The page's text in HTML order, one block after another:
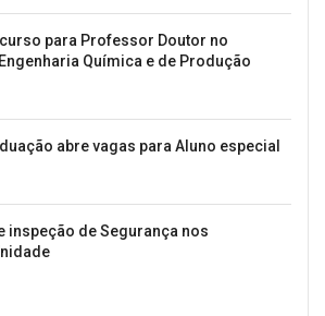
para Professor Doutor no
Química e de Produção
abre vagas para Aluno especial
inspeção de Segurança nos